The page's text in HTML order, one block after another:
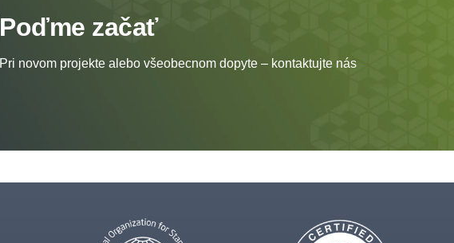
Poďme začať
Pri novom projekte alebo všeobecnom dopyte – kontaktujte nás